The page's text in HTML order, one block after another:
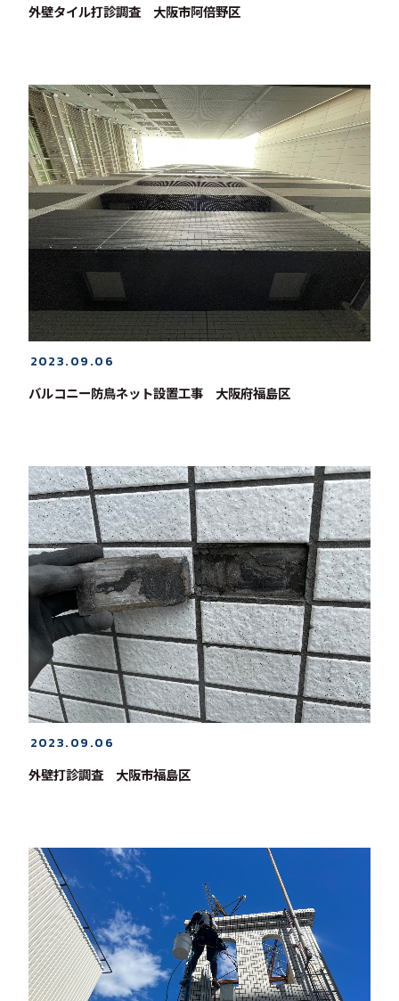
外壁タイル打診調査 大阪市阿倍野区
2023.09.06
バルコニー防鳥ネット設置工事 大阪府福島区
2023.09.06
外壁打診調査 大阪市福島区